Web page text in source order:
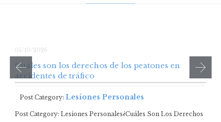
05/10/2026
Cuáles son los derechos de los peatones en
accidentes de tráfico
Post Category: Lesiones Personales
Post Category: Lesiones Personales¿Cuáles Son Los Derechos